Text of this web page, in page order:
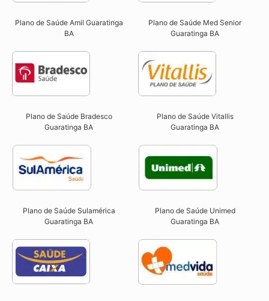
Plano de Saúde Amil Guaratinga
BA
Plano de Saúde Med Senior
Guaratinga BA
Plano de Saúde Bradesco
Guaratinga BA
Plano de Saúde Vitallis
Guaratinga BA
Plano de Saúde Sulamérica
Guaratinga BA
Plano de Saúde Unimed
Guaratinga BA